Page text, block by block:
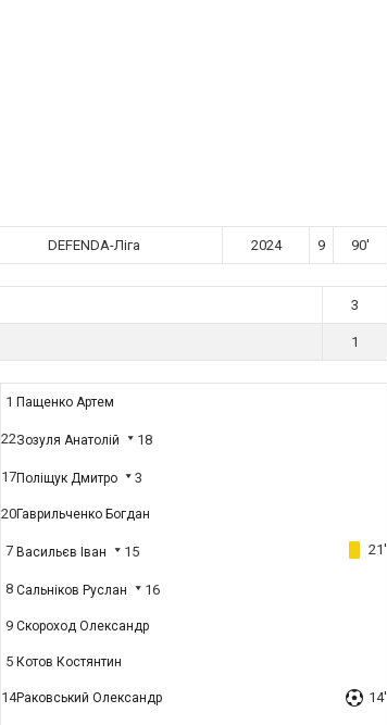
DEFENDA-Ліга 2024 9 90'
3
1
1 Пащенко Артем
22Зозуля Анатолій 18
17Поліщук Дмитро 3
20Гаврильченко Богдан
7 Васильєв Іван 15 21'
8 Сальніков Руслан 16
9 Скороход Олександр
5 Котов Костянтин
14Раковський Олександр 14'